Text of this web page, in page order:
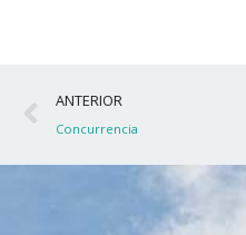
Ant
ANTERIOR
Concurrencia